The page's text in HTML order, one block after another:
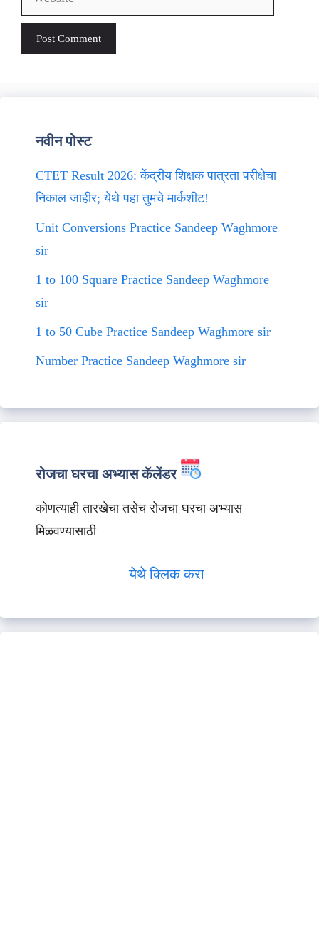
नवीन पोस्ट
CTET Result 2026: केंद्रीय शिक्षक पात्रता परीक्षेचा
निकाल जाहीर; येथे पहा तुमचे मार्कशीट!
Unit Conversions Practice Sandeep Waghmore
sir
1 to 100 Square Practice Sandeep Waghmore
sir
1 to 50 Cube Practice Sandeep Waghmore sir
Number Practice Sandeep Waghmore sir
रोजचा घरचा अभ्यास कॅलेंडर
कोणत्याही तारखेचा तसेच रोजचा घरचा अभ्यास
मिळवण्यासाठी
येथे क्लिक करा